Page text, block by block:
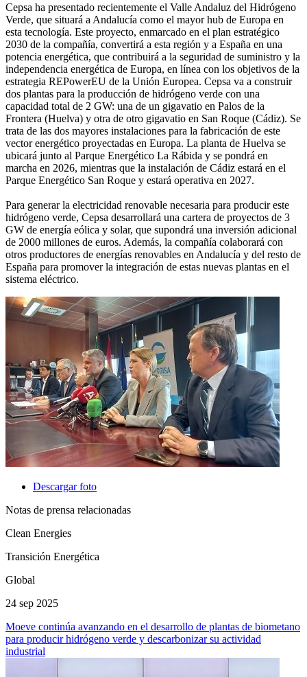
Cepsa ha presentado recientemente el Valle Andaluz del Hidrógeno
Verde, que situará a Andalucía como el mayor hub de Europa en
esta tecnología. Este proyecto, enmarcado en el plan estratégico
2030 de la compañía, convertirá a esta región y a España en una
potencia energética, que contribuirá a la seguridad de suministro y la
independencia energética de Europa, en línea con los objetivos de la
estrategia REPowerEU de la Unión Europea. Cepsa va a construir
dos plantas para la producción de hidrógeno verde con una
capacidad total de 2 GW: una de un gigavatio en Palos de la
Frontera (Huelva) y otra de otro gigavatio en San Roque (Cádiz). Se
trata de las dos mayores instalaciones para la fabricación de este
vector energético proyectadas en Europa. La planta de Huelva se
ubicará junto al Parque Energético La Rábida y se pondrá en
marcha en 2026, mientras que la instalación de Cádiz estará en el
Parque Energético San Roque y estará operativa en 2027.
Para generar la electricidad renovable necesaria para producir este
hidrógeno verde, Cepsa desarrollará una cartera de proyectos de 3
GW de energía eólica y solar, que supondrá una inversión adicional
de 2000 millones de euros. Además, la compañía colaborará con
otros productores de energías renovables en Andalucía y del resto de
España para promover la integración de estas nuevas plantas en el
sistema eléctrico.
Descargar foto
Notas de prensa relacionadas
Clean Energies
Transición Energética
Global
24 sep 2025
Moeve continúa avanzando en el desarrollo de plantas de biometano
para producir hidrógeno verde y descarbonizar su actividad
industrial